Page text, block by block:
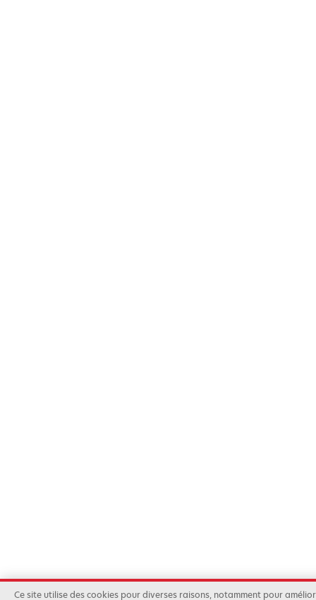
Ce site utilise des cookies pour diverses raisons, notamment pour